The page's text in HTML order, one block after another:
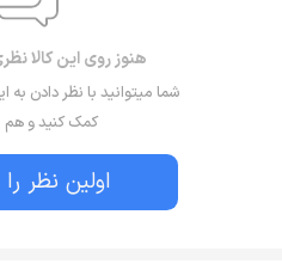
هنوز روی این کالا
شما میتوانید با نظر دادن به
کمک کنید و هم
اولین نظر